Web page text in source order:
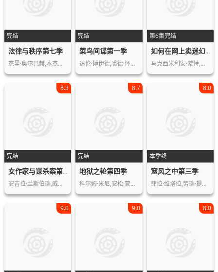
完结
法律与秩序第七季
杰里·奥尔巴赫,本杰明·布拉特,埃帕莎…
完结
菜鸟间谍第一季
达伦·博伊德,裘德·怀特,罗伯特·林德…
第6集完结
如何在网上卖迷幻药第一季
马克西米利安·蒙特,丹尼尔·卡伯,莱娜…
完结
8.3
女作家与谋杀案第三季
安吉拉·兰斯伯瑞,威廉·温德姆,汤姆·…
完结
8.7
地狱之轮第四季
科尔姆·米尼,安松·蒙特,科曼
本季终
8.0
窒风之中第三季
菲拉·维塔拉,劳瑞·提卡宁
9.0 9.0 8.0